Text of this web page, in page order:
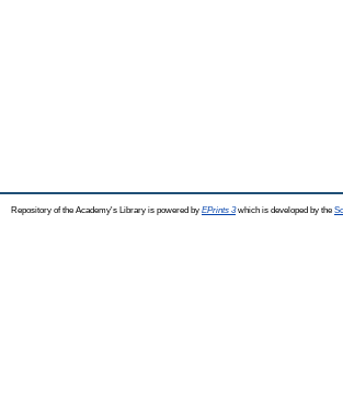
Repository of the Academy's Library is powered by EPrints 3which is developed by the